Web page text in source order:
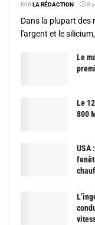
PARLA RÉDACTION 8
Dans la plupart des
l'argent et le
Le
Le
800
USA